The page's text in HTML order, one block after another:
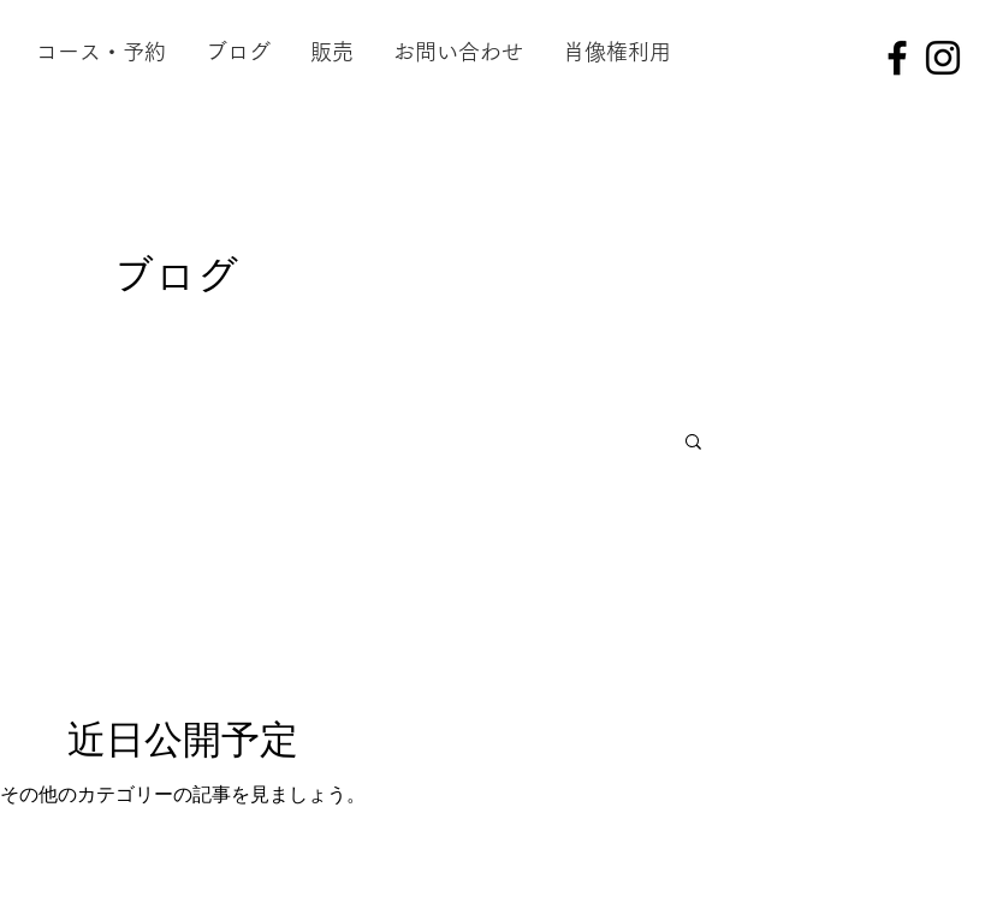
コース・予約 ブログ 販売 お問い合わせ 肖像権利用
​ブログ
近日公開予定
その他のカテゴリーの記事を見ましょう。